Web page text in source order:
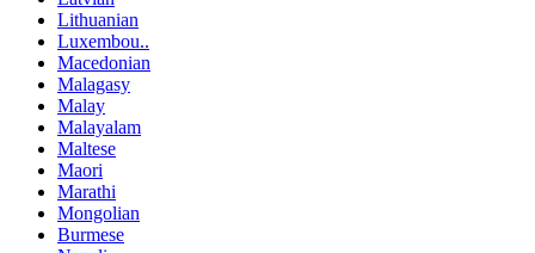
Lithuanian
Luxembou..
Macedonian
Malagasy
Malay
Malayalam
Maltese
Maori
Marathi
Mongolian
Burmese